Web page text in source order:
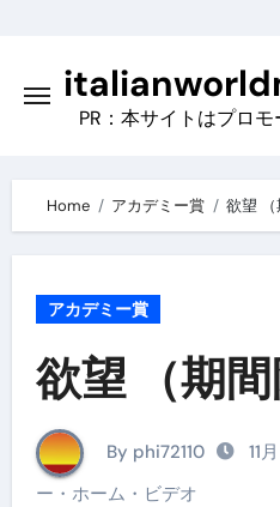
content
PR：本サイトはプロ
Home アカデミー賞 欲望 （
アカデミー賞
欲望 （期間
By phi72110 11
ー・ホーム・ビデオ